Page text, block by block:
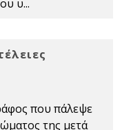
υ...
που πάλεψε
της μετά